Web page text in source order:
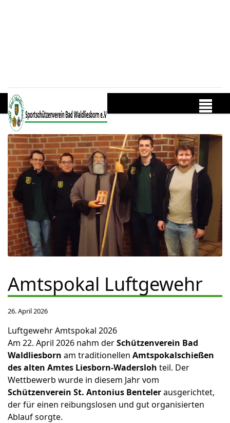
Amtspokal Luftgewehr
26. April 2026
Luftgewehr Amtspokal 2026
Am 22. April 2026 nahm derSchützenverein Bad
Waldliesborn am traditionellen Amtspokalschießen
des alten Amtes Liesborn‑Wadersloh teil. Der
Wettbewerb wurde in diesem Jahr vom
Schützenverein St. Antonius Bentelerausgerichtet,
der für einen reibungslosen und gut organisierten
Ablauf sorgte.